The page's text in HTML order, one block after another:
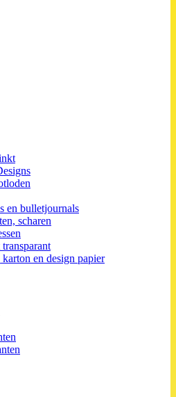
en bulletjournals
scharen
en design papier